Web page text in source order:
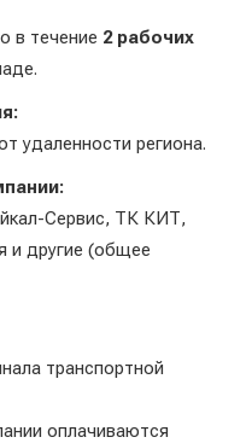
в течение 2 рабочих
удаленности региона.
Сервис, ТК КИТ,
и другие (общее
транспортной
оплачиваются